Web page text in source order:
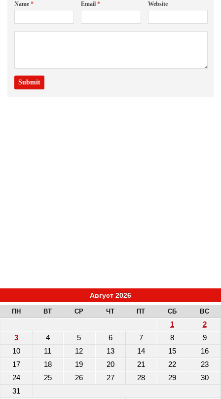
Name * Email* Website
Август 2026
ПН ВТ СР ЧТ ПТ СБ ВС
1
2
3
4 5 6 7 8
9
10
11 12 13 14 15
16
17
18 19 20 21 22
23
24
25 26 27 28 29
30
31